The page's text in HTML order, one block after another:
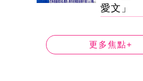
愛文」
更多焦點+